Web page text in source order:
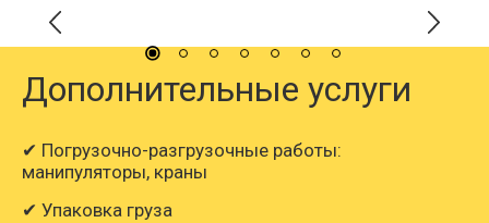
Дополнительные услуги
✔ Погрузочно-разгрузочные работы:
манипуляторы, краны
✔ Упаковка груза